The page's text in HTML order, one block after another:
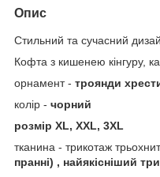
Опис
Стильний та сучасний
Кофта з кишенею кінгуру,
орнамент - троянди
колір - чорний
розмір XL, XXL, 3XL
тканина - трикотаж
пранні) , найякісніший